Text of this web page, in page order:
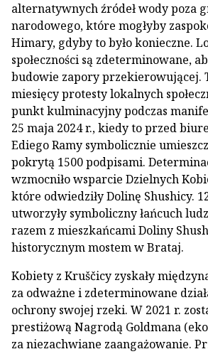
alternatywnych źródeł wody poza
narodowego, które mogłyby
Himary, gdyby to było konieczne.
społeczności są zdeterminowane,
budowie zapory przekierowującej.
miesięcy protesty lokalnych
punkt kulminacyjny podczas
25 maja 2024 r., kiedy to przed
Ediego Ramy symbolicznie
pokrytą 1500 podpisami.
wzmocniło wsparcie Dzielnych
które odwiedziły Dolinę Shushicy.
utworzyły symboliczny łańcuch
razem z mieszkańcami Doliny
historycznym mostem w Brataj.
Kobiety z Kruščicy zyskały
za odważne i zdeterminowane
ochrony swojej rzeki. W 2021 r.
prestiżową Nagrodą Goldmana
za niezachwiane zaangażowanie.